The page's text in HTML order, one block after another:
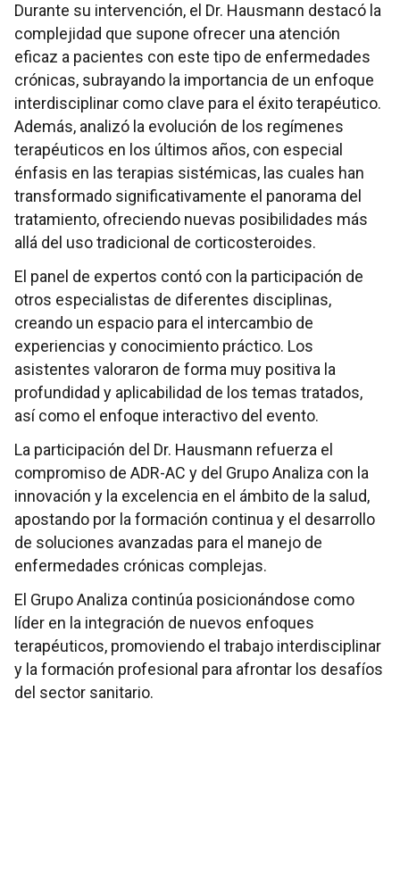
Durante su intervención, el Dr. Hausmann destacó la
complejidad que supone ofrecer una atención
eficaz a pacientes con este tipo de enfermedades
crónicas, subrayando la importancia de un enfoque
interdisciplinar como clave para el éxito terapéutico.
Además, analizó la evolución de los regímenes
terapéuticos en los últimos años, con especial
énfasis en las terapias sistémicas, las cuales han
transformado significativamente el panorama del
tratamiento, ofreciendo nuevas posibilidades más
allá del uso tradicional de corticosteroides.
El panel de expertos contó con la participación de
otros especialistas de diferentes disciplinas,
creando un espacio para el intercambio de
experiencias y conocimiento práctico. Los
asistentes valoraron de forma muy positiva la
profundidad y aplicabilidad de los temas tratados,
así como el enfoque interactivo del evento.
La participación del Dr. Hausmann refuerza el
compromiso de ADR-AC y del Grupo Analiza con la
innovación y la excelencia en el ámbito de la salud,
apostando por la formación continua y el desarrollo
de soluciones avanzadas para el manejo de
enfermedades crónicas complejas.
El Grupo Analiza continúa posicionándose como
líder en la integración de nuevos enfoques
terapéuticos, promoviendo el trabajo interdisciplinar
y la formación profesional para afrontar los desafíos
del sector sanitario.